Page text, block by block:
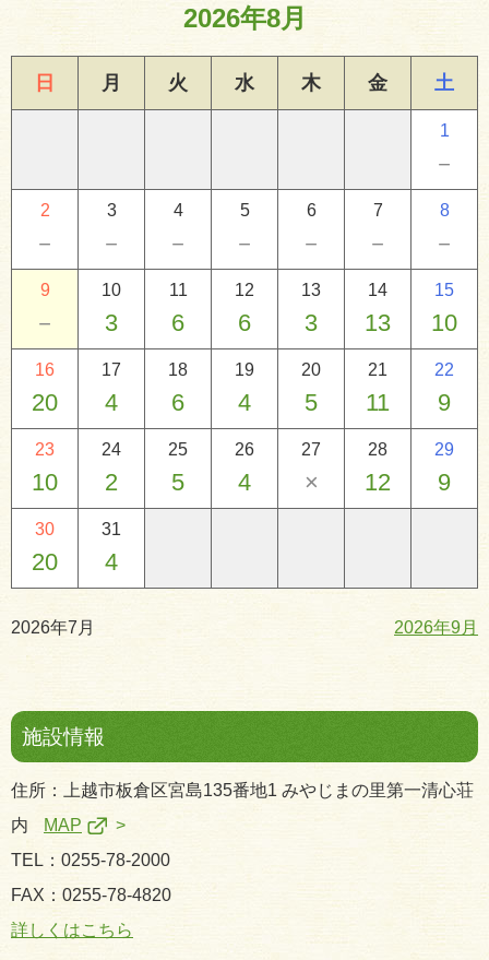
2026年8月
日 月 火 水 木 金 土
1
－
2
－
3
－
4
－
5
－
6
－
7
－
8
－
9
－
10
3
11
6
12
6
13
3
14
13
15
10
16
20
17
4
18
6
19
4
20
5
21
11
22
9
23
10
24
2
25
5
26
4
27
×
28
12
29
9
30
20
31
4
2026年7月 2026年9月
施設情報
住所：上越市板倉区宮島135番地1 みやじまの里第一清心荘
内
MAP
TEL：0255-78-2000
FAX：0255-78-4820
詳しくはこちら